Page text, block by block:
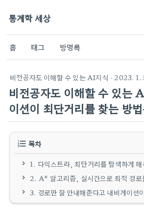
통계학 세상
홈 태그 방명록
비전공자도 이해할 수 있는 AI지식 · 2023. 1.
비전공자도 이해할 수 있는
이션이 최단거리를 찾는 방
목차
1. 다익스트라, 최단거리를 탐색하게
2. A* 알고리즘, 실시간으로 최적 경로
3. 경로만 잘 안내해준다고 내비게이션